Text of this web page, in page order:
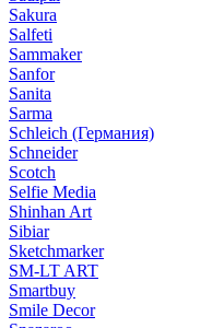
Sakura
Salfeti
Sammaker
Sanfor
Sanita
Sarma
Schleich (Германия)
Schneider
Scotch
Selfie Media
Shinhan Art
Sibiar
Sketchmarker
SM-LT ART
Smartbuy
Smile Decor